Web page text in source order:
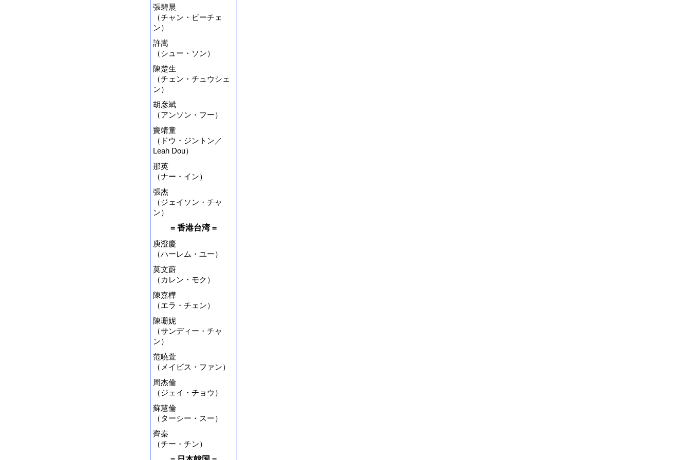
張碧晨
（チャン・ビーチェ
ン）
許嵩
（シュー・ソン）
陳楚生
（チェン・チュウシェ
ン）
胡彦斌
（アンソン・フー）
竇靖童
（ドウ・ジントン／
Leah Dou）
那英
（ナー・イン）
張杰
（ジェイソン・チャ
ン）
= 香港台湾 =
庾澄慶
（ハーレム・ユー）
莫文蔚
（カレン・モク）
陳嘉樺
（エラ・チェン）
陳珊妮
（サンディー・チャ
ン）
范曉萱
（メイビス・ファン）
周杰倫
（ジェイ・チョウ）
蘇慧倫
（ターシー・スー）
齊秦
（チー・チン）